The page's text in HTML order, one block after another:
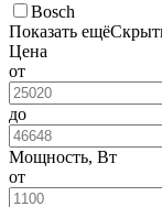
Bosch
Показать ещё
Цена
от
до
Мощность, Вт
от